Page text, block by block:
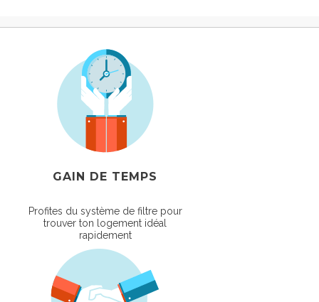
GAIN DE TEMPS
Profites du système de filtre pour
trouver ton logement idéal
rapidement